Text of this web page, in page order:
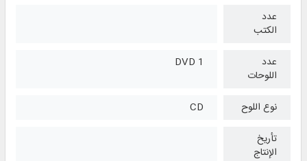
عدد
الكتب
عدد
اللوحات
1 DVD
نوع اللوح
CD
تأريخ
الإنتاج